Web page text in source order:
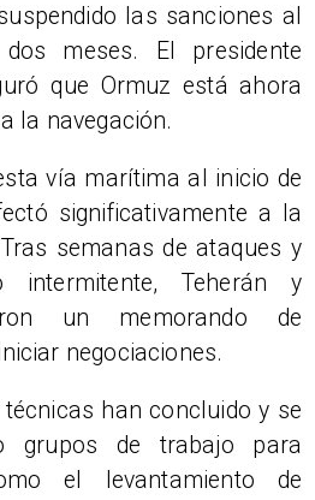
las sanciones al
meses. El presidente
que Ormuz está ahora
la navegación.
vía marítima al inicio de
significativamente a la
semanas de ataques y
Teherán y
un memorando de
negociaciones.
han concluido y se
grupos de trabajo para
el levantamiento de